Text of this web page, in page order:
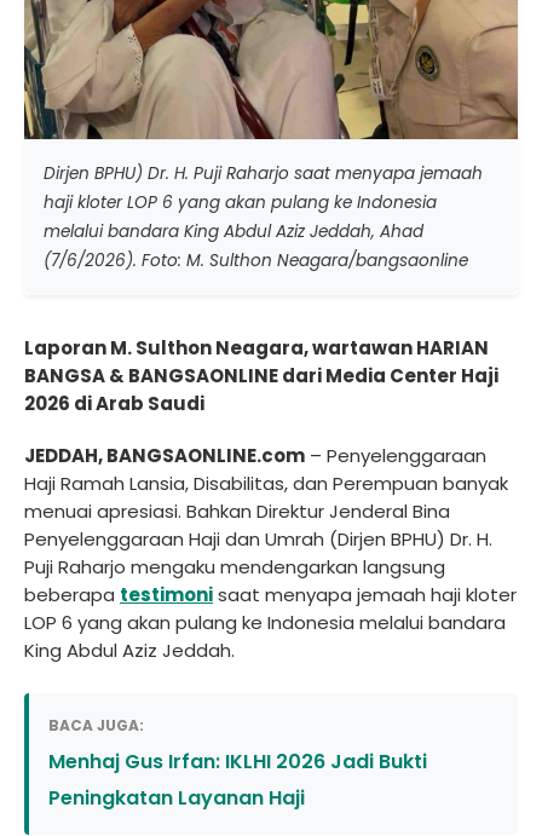
Dirjen BPHU) Dr. H. Puji Raharjo saat menyapa jemaah
haji kloter LOP 6 yang akan pulang ke Indonesia
melalui bandara King Abdul Aziz Jeddah, Ahad
(7/6/2026). Foto: M. Sulthon Neagara/bangsaonline
Laporan M. Sulthon Neagara, wartawan HARIAN
BANGSA & BANGSAONLINE dari Media Center Haji
2026 di Arab Saudi
JEDDAH, BANGSAONLINE.com – Penyelenggaraan
Haji Ramah Lansia, Disabilitas, dan Perempuan banyak
menuai apresiasi. Bahkan Direktur Jenderal Bina
Penyelenggaraan Haji dan Umrah (Dirjen BPHU) Dr. H.
Puji Raharjo mengaku mendengarkan langsung
beberapa testimonisaat menyapa jemaah haji kloter
LOP 6 yang akan pulang ke Indonesia melalui bandara
King Abdul Aziz Jeddah.
BACA JUGA:
Menhaj Gus Irfan: IKLHI 2026 Jadi Bukti
Peningkatan Layanan Haji